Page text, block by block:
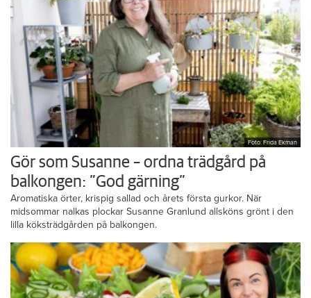
Foto: Frida Ekman
Gör som Susanne – ordna trädgård på
balkongen: ”God gärning”
Aromatiska örter, krispig sallad och årets första gurkor. När
midsommar nalkas plockar Susanne Granlund allsköns grönt i den
lilla köksträdgården på balkongen.